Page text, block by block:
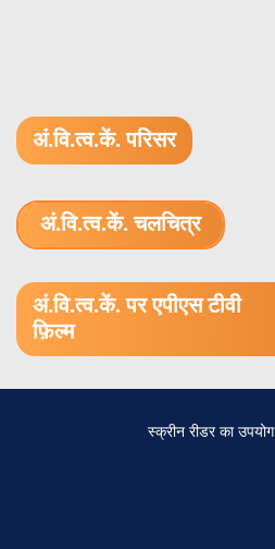
अं.वि.त्व.कें. परिसर
अं.वि.त्व.कें. चलचित्र
अं.वि.त्व.कें. पर एपीएस टीवी
फ़िल्म
स्क्रीन रीडर का उपयोग